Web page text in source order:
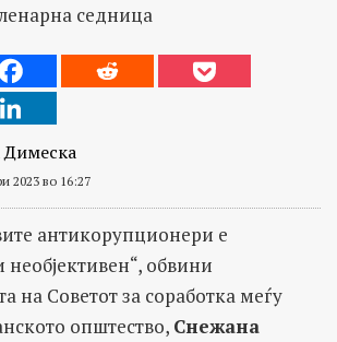
седница
2023 во 16:27
антикорупционери е
необјективен“, обвини
на Советот за соработка меѓу
општество, Снежана